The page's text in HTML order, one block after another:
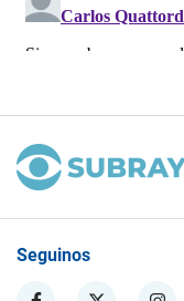
Seguinos